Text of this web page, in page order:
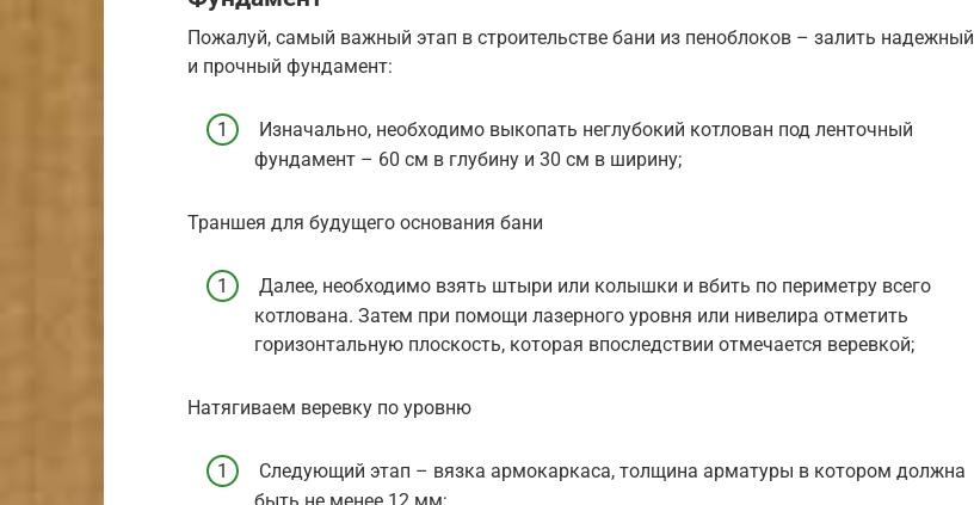
Пожалуй, самый важный этап в строительстве бани из пеноблоков – залить надежный
и прочный фундамент:
Изначально, необходимо выкопать неглубокий котлован под ленточный
фундамент – 60 см в глубину и 30 см в ширину;
Траншея для будущего основания бани
Далее, необходимо взять штыри или колышки и вбить по периметру всего
котлована. Затем при помощи лазерного уровня или нивелира отметить
горизонтальную плоскость, которая впоследствии отмечается веревкой;
Натягиваем веревку по уровню
Следующий этап – вязка армокаркаса, толщина арматуры в котором должна